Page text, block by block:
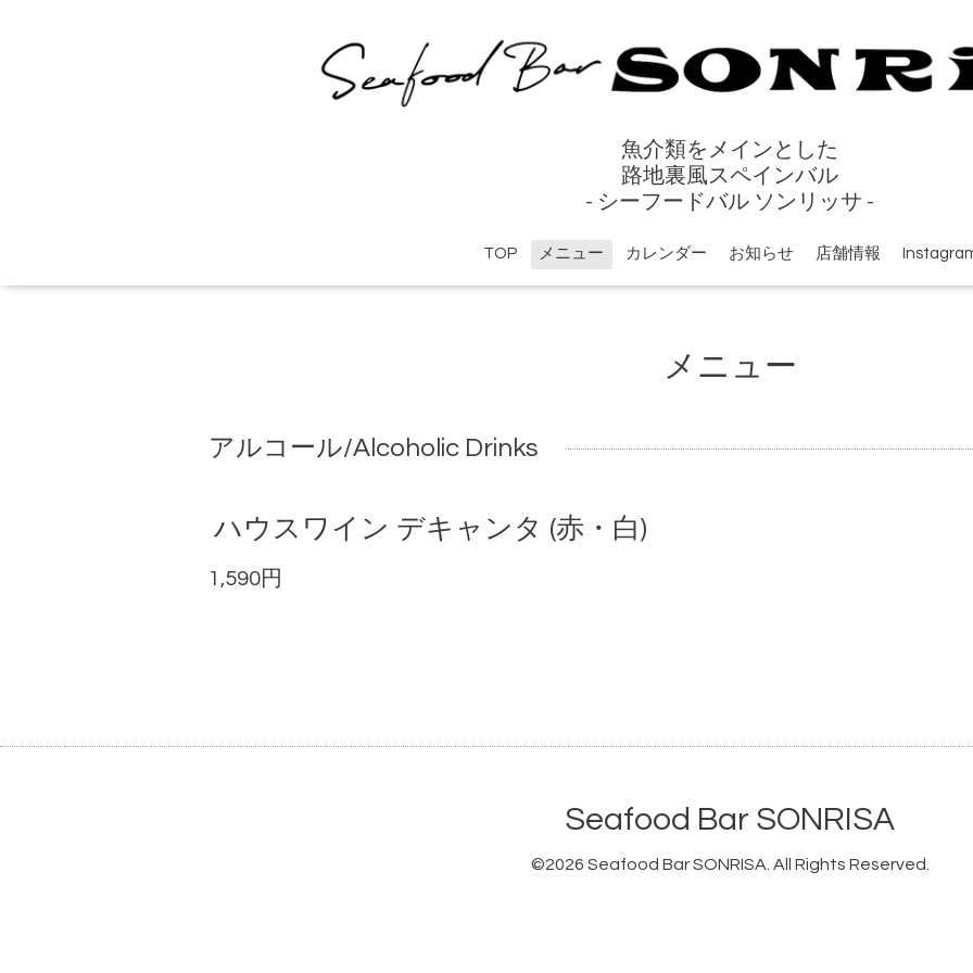
魚介類をメインとした
路地裏風スペインバル
- シーフードバル ソンリッサ -
TOP メニュー カレンダー お知らせ 店舗情報
メニュー
アルコール/Alcoholic Drinks
ハウスワイン デキャンタ (赤・白)
1,590円
Seafood Bar SONRISA
©2026 Seafood Bar SONRISA . All Rights Reserved.